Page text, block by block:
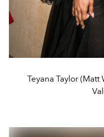
Teyana Taylor